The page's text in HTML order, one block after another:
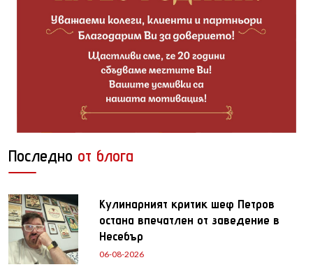
Последно от блога
Кулинарният критик шеф Петров
остана впечатлен от заведение в
Несебър
06-08-2026